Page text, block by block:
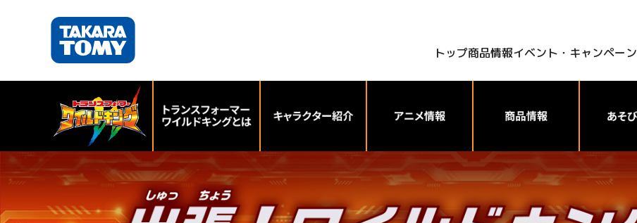
トップ商品情報イベント・キャンペーン